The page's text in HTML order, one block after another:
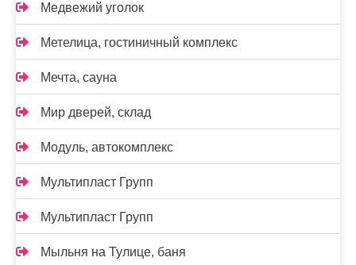
Медвежий уголок
Метелица, гостиничный комплекс
Мечта, сауна
Мир дверей, склад
Модуль, автокомплекс
Мультипласт Групп
Мультипласт Групп
Мыльня на Тулице, баня